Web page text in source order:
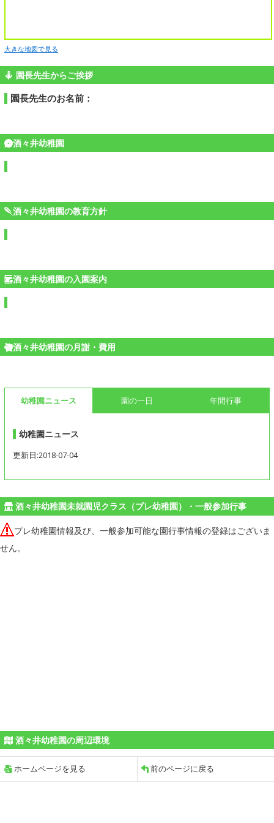
大きな地図で見る
園長先生からご挨拶
園長先生のお名前：
酒々井幼稚園
酒々井幼稚園の教育方針
酒々井幼稚園の入園案内
酒々井幼稚園の月謝・費用
幼稚園ニュース 園の一日 年間行事
幼稚園ニュース
更新日:2018-07-04
酒々井幼稚園未就園児クラス（プレ幼稚園）・一般参加行事
プレ幼稚園情報及び、一般参加可能な園行事情報の登録はございま
せん。
酒々井幼稚園の周辺環境
ホームページを見る 前のページに戻る